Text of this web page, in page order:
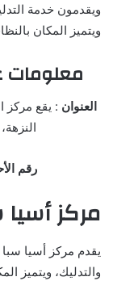
ويقدمون خدمة
ويتميز المكان
معلومات
العنوان : يقع مركز
رقم
مركز أسيا
يقدم مركز أسيا
والتدليك، ويتميز